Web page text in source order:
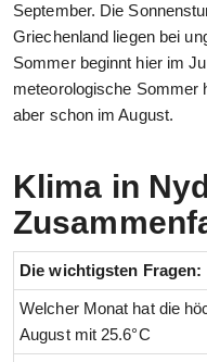
September. Die
Griechenland liegen bei
Sommer beginnt hier im
meteorologische Sommer
aber schon im August.
Klima in
Die wichtigsten Fragen:
Welcher Monat hat die
August mit 25.6°C